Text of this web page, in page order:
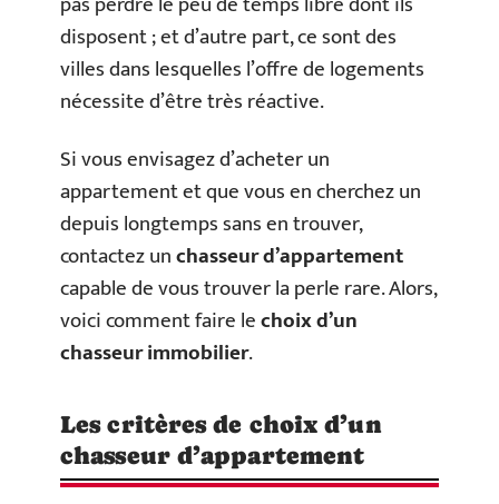
disposent ; et d’autre part, ce sont des
villes dans lesquelles l’offre de logements
nécessite d’être très réactive.
Si vous envisagez d’acheter un
appartement et que vous en cherchez un
depuis longtemps sans en trouver,
contactez unchasseur d’appartement
capable de vous trouver la perle rare. Alors,
voici comment faire lechoix d’un
chasseurimmobilier.
Les critères de choix d’un
chasseur d’appartement